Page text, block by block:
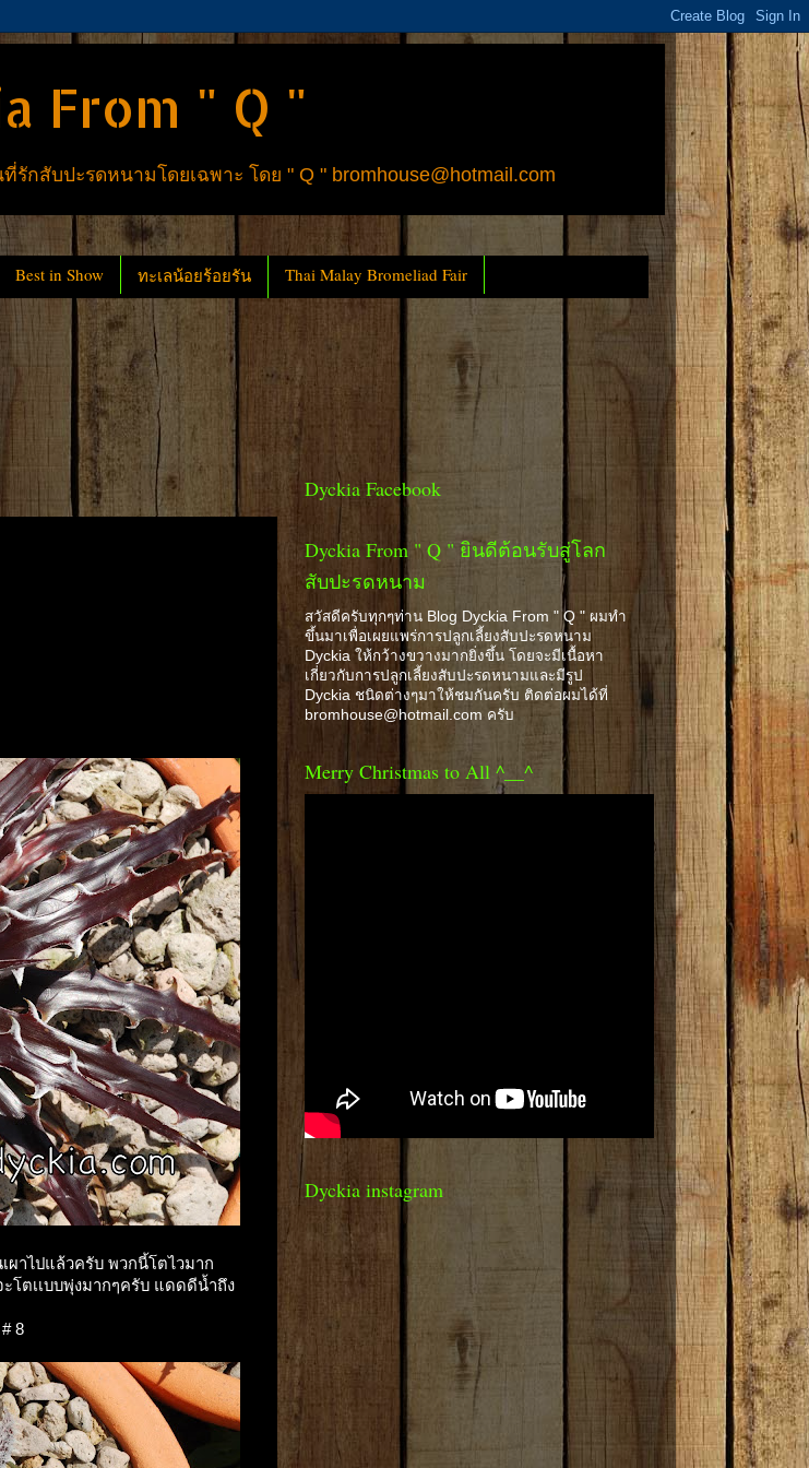
From " Q "
สับปะรดหนามโดยเฉพาะ โดย " Q " bromhouse@hotmail.com
Best in Show ทะเลน้อยร้อยรัน Thai Malay Bromeliad Fair
ผาไปแล้วครับ พวกนี้โตไวมาก
โตเเบบพุ่งมากๆครับ แดดดีน้ำถึง
8
Dyckia Facebook
Dyckia From " Q " ยินดีต้อนรับสู่โลก
สับปะรดหนาม
สวัสดีครับทุกๆท่าน Blog Dyckia From " Q " ผมทำ
ขึ้นมาเพื่อเผยแพร่การปลูกเลี้ยงสับปะรดหนาม
Dyckia ให้กว้างขวางมากยิ่งขึ้น โดยจะมีเนื้อหา
เกี่ยวกับการปลูกเลี้ยงสับปะรดหนามและมีรูป
Dyckia ชนิดต่างๆมาให้ชมกันครับ ติดต่อผมได้ที่
bromhouse@hotmail.com ครับ
Merry Christmas to All ^__^
Dyckia instagram